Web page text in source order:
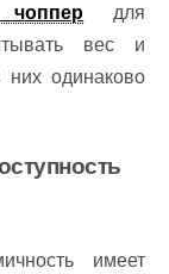
чоппер для
вес и
одинаково
имеет